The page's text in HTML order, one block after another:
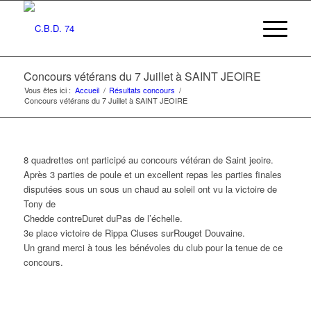
Concours vétérans du 7 Juillet à SAINT JEOIRE
Vous êtes ici : Accueil / Résultats concours /
Concours vétérans du 7 Juillet à SAINT JEOIRE
8 quadrettes ont participé au concours vétéran de Saint jeoire.
Après 3 parties de poule et un excellent repas les parties finales
disputées sous un sous un chaud au soleil ont vu la victoire de
Tony de
Chedde contreDuret duPas de l’échelle.
3e place victoire de Rippa Cluses surRouget Douvaine.
Un grand merci à tous les bénévoles du club pour la tenue de ce
concours.